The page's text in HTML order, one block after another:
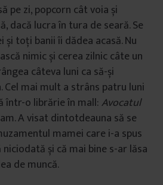
pe zi, popcorn cât voia și
dacă lucra în tura de seară. Se
și toți banii îi dădea acasă. Nu
nimic și cerea zilnic câte un
câteva luni ca să-și
Cel mai mult a strâns patru luni
într-o librărie în mall:Avocatul
A visat dintotdeauna să se
mamei care i-a spus
niciodată și că mai bine s-ar lăsa
de muncă.